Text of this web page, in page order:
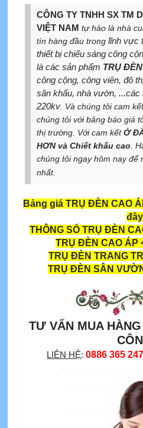
CÔNG TY TNHH SX TM
VIỆT NAM tự hào là nhà
tín hàng đầu trong lĩnh vực
thiết bị chiếu sáng công
là các sản phẩm TRỤ
công cộng, công viên, đô
sân khấu, nhà vườn,
220kv. Và chúng tôi cam
chúng tôi với bảng báo giá
thị trường. Với cam kếtỞ
HƠN và Chiết khấu cao .
chúng tôi ngay hôm nay để
nhất.
Bảng giá TRỤ ĐÈN CAO
đây
THÔNG SỐ TRỤ ĐÈN
TRỤ ĐÈN CAO ÁP
TRỤ ĐÈN TRANG TRÍ
TRỤ ĐÈN SÂN
TƯ VẤN MUA
LIÊN HỆ:0886 365